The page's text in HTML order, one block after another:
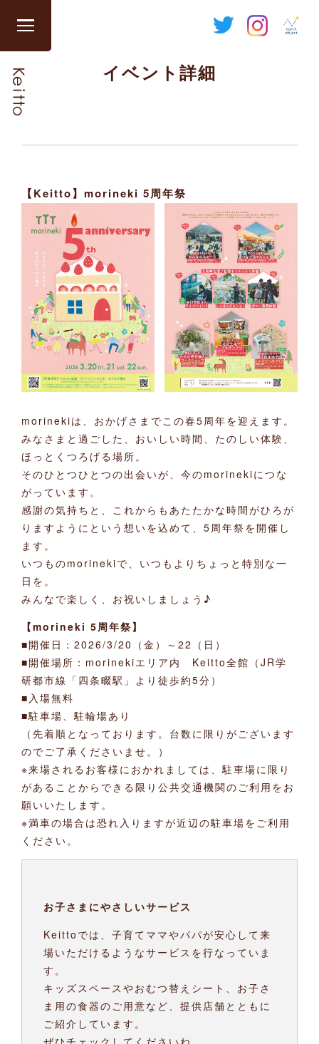
グ
ロ
閉
る
イベント詳細
【Keitto】morineki 5周年祭
morinekiは、おかげさまでこの春5周年を迎えます。
みなさまと過ごした、おいしい時間、たのしい体験、
ほっとくつろげる場所。
そのひとつひとつの出会いが、今のmorinekiにつな
がっています。
感謝の気持ちと、これからもあたたかな時間がひろが
りますようにという想いを込めて、5周年祭を開催し
ます。
いつものmorinekiで、いつもよりちょっと特別な一
日を。
みんなで楽しく、お祝いしましょう♪
【morineki 5周年祭】
■開催日：2026/3/20（金）～22（日）
■開催場所：morinekiエリア内 Keitto全館（JR学
研都市線「四条畷駅」より徒歩約5分）
■入場無料
■駐車場、駐輪場あり
（先着順となっております。台数に限りがございます
のでご了承くださいませ。）
※来場されるお客様におかれましては、駐車場に限り
があることからできる限り公共交通機関のご利用をお
願いいたします。
※満車の場合は恐れ入りますが近辺の駐車場をご利用
ください。
お子さまにやさしいサービス
Keittoでは、子育てママやパパが安心して来
場いただけるようなサービスを行なっていま
す。
キッズスペースやおむつ替えシート、お子さ
ま用の食器のご用意など、提供店舗とともに
ご紹介しています。